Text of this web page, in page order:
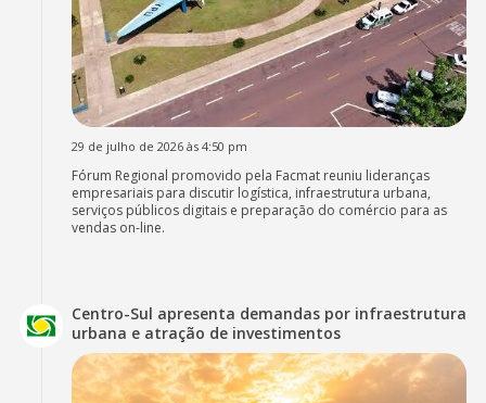
29 de julho de 2026 às 4:50 pm
Fórum Regional promovido pela Facmat reuniu lideranças
empresariais para discutir logística, infraestrutura urbana,
serviços públicos digitais e preparação do comércio para as
vendas on-line.
Centro-Sul apresenta demandas por infraestrutura
urbana e atração de investimentos